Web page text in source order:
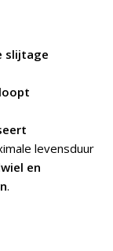
slijtage
levensduur
en
.